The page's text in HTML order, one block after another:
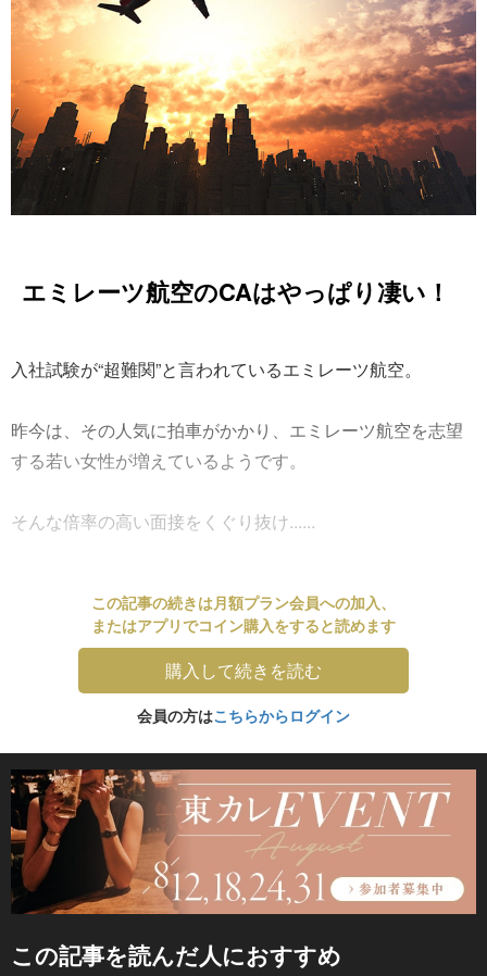
エミレーツ航空のCAはやっぱり凄い！
入社試験が“超難関”と言われているエミレーツ航空。
昨今は、その人気に拍車がかかり、エミレーツ航空を志望
する若い女性が増えているようです。
そんな倍率の高い面接をくぐり抜け......
この記事の続きは月額プラン会員への加入、
またはアプリでコイン購入をすると読めます
購入して続きを読む
会員の方はこちらからログイン
この記事を読んだ人におすすめ